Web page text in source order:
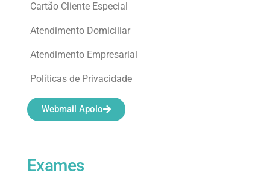
Exames
Cartão Cliente Especial
Atendimento Domiciliar
Atendimento Empresarial
Políticas de Privacidade
Webmail Apolo